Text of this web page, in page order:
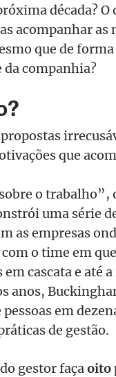
década?
acompanhar as
que de forma
companhia?
que
o trabalho”,
uma série
as empresas
o time em
em cascata e até
anos,
em
de gestão.
gestor faça oito